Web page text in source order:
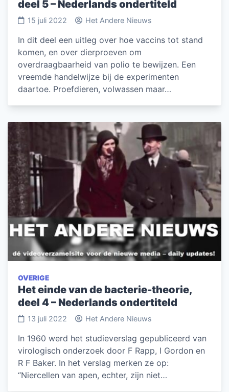
deel 5 – Nederlands ondertiteld
15 juli 2022 Het Andere Nieuws
In dit deel een uitleg over hoe vaccins tot stand
komen, en over dierproeven om
overdraagbaarheid van polio te bewijzen. Een
vreemde handelwijze bij de experimenten
daartoe. Proefdieren, volwassen maar…
OVERIGE
Het einde van de bacterie-theorie,
deel 4 – Nederlands ondertiteld
13 juli 2022 Het Andere Nieuws
In 1960 werd het studieverslag gepubliceerd van
virologisch onderzoek door F Rapp, I Gordon en
R F Baker. In het verslag merken ze op:
“Niercellen van apen, echter, zijn niet…